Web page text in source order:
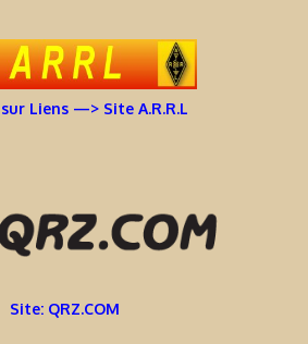
Liens —> Site A.R.R.L
Site: QRZ.COM